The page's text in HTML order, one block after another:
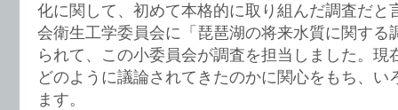
化に関して、初めて本格的に取り組んだ調査だと
会衛生工学委員会に「琵琶湖の将来水質に関する
られて、この小委員会が調査を担当しました。現
どのように議論されてきたのかに関心をもち、い
ます。